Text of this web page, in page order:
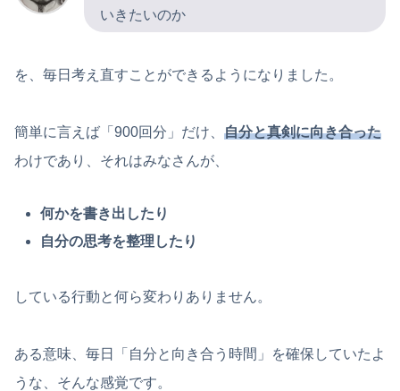
いきたいのか
を、毎日考え直すことができるようになりました。
簡単に言えば「900回分」だけ、 自分と真剣に向き合った
わけであり、それはみなさんが、
何かを書き出したり
自分の思考を整理したり
している行動と何ら変わりありません。
ある意味、毎日「自分と向き合う時間」を確保していたよ
うな、そんな感覚です。